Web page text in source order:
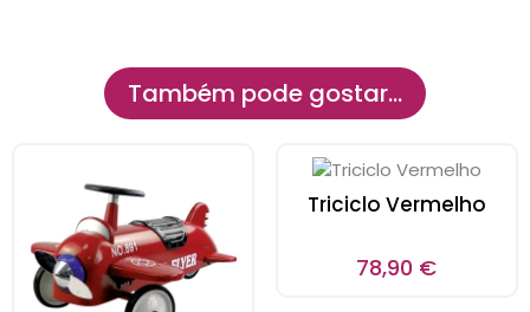
Também pode gostar…
Triciclo Vermelho
78,90 €